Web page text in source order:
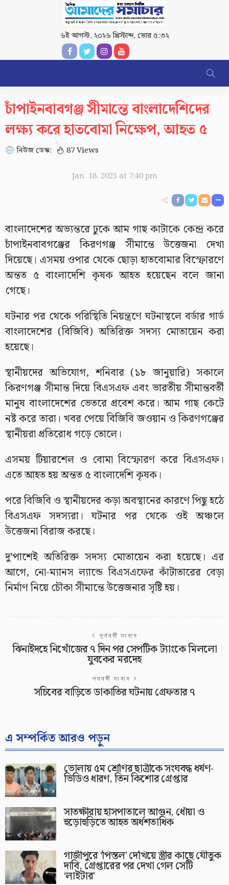
৬ই আগস্ট, ২০২৬ খ্রিস্টাব্দ, ভোর ৫:৩২
চাঁপাইনবাবগঞ্জ সীমান্তে বাংলাদেশিদের
লক্ষ্য করে হাতবোমা নিক্ষেপ, আহত ৫
নিউজ ডেস্ক: 87 Views
Jan. 18, 2025 at 7:40 pm
বাংলাদেশের অভ্যন্তরে ঢুকে আম গাছ কাটাকে কেন্দ্র করে
চাঁপাইনবাবগঞ্জের কিরণগঞ্জ সীমান্তে উত্তেজনা দেখা
দিয়েছে। এসময় ওপার থেকে ছোড়া হাতবোমার বিস্ফোরণে
অন্তত ৫ বাংলাদেশি কৃষক আহত হয়েছেন বলে জানা
গেছে।
ঘটনার পর থেকে পরিস্থিতি নিয়ন্ত্রণে ঘটনাস্থলে বর্ডার গার্ড
বাংলাদেশের (বিজিবি) অতিরিক্ত সদস্য মোতায়েন করা
হয়েছে।
স্থানীয়দের অভিযোগ, শনিবার (১৮ জানুয়ারি) সকালে
কিরণগঞ্জ সীমান্ত দিয়ে বিএসএফ এবং ভারতীয় সীমান্তবর্তী
মানুষ বাংলাদেশের ভেতরে প্রবেশ করে। আম গাছ কেটে
নষ্ট করে তারা। খবর পেয়ে বিজিবি জওয়ান ও কিরণগঞ্জের
স্থানীয়রা প্রতিরোধ গড়ে তোলে।
এসময় টিয়ারশেল ও বোমা বিস্ফোরণ করে বিএসএফ।
এতে আহত হয় অন্তত ৫ বাংলাদেশি কৃষক।
পরে বিজিবি ও স্থানীয়দের কড়া অবস্থানের কারণে পিছু হঠে
বিএসএফ সদস্যরা। ঘটনার পর থেকে ওই অঞ্চলে
উত্তেজনা বিরাজ করছে।
দু’পাশেই অতিরিক্ত সদস্য মোতায়েন করা হয়েছে। এর
আগে, নো-ম্যানস ল্যান্ডে বিএসএফের কাঁটাতারের বেড়া
নির্মাণ নিয়ে চৌকা সীমান্তে উত্তেজনার সৃষ্টি হয়।
পূর্ববর্তী সংবাদ
ঝিনাইদহে নিখোঁজের ৭ দিন পর সেপটিক ট্যাংকে মিললো
যুবকের মরদেহ
পরবর্তী সংবাদ
সচিবের বাড়িতে ডাকাতির ঘটনায় গ্রেফতার ৭
এ সম্পর্কিত আরও পড়ুন
ভোলায় ৫ম শ্রেণির ছাত্রীকে সংঘবদ্ধ ধর্ষণ-
ভিডিও ধারণ, তিন কিশোর গ্রেপ্তার
সাতক্ষীরায় হাসপাতালে আগুন, ধোঁয়া ও
হুড়োহুড়িতে আহত অর্ধশতাধিক
গাজীপুরে ‘পিস্তল’ দেখিয়ে স্ত্রীর কাছে যৌতুক
দাবি, গ্রেপ্তারের পর দেখা গেল সেটি
‘লাইটার’